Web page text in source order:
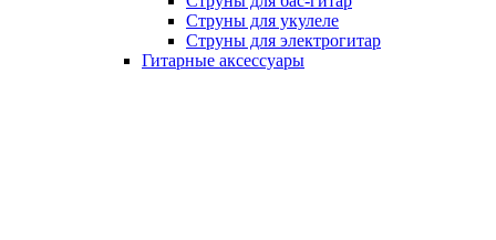
Струны для укулеле
Струны для электрогитар
Гитарные аксессуары